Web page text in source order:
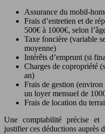
Assurance du mobil-
Frais d’entretien et de
500€ à 1000€, selon
Taxe foncière (variable
moyenne)
Intérêts d’emprunt (si
Charges de copropriété
an)
Frais de gestion
un loyer mensuel de
Frais de location du
Une comptabilité précise et
justifier ces déductions auprès